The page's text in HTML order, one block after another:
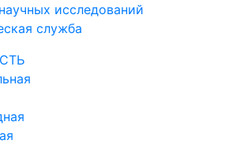
исследований
служба